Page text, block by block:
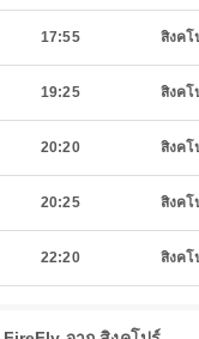
17:55 สิงคโ
19:25 สิงคโ
20:20 สิงคโ
20:25 สิงคโ
22:20 สิงคโ